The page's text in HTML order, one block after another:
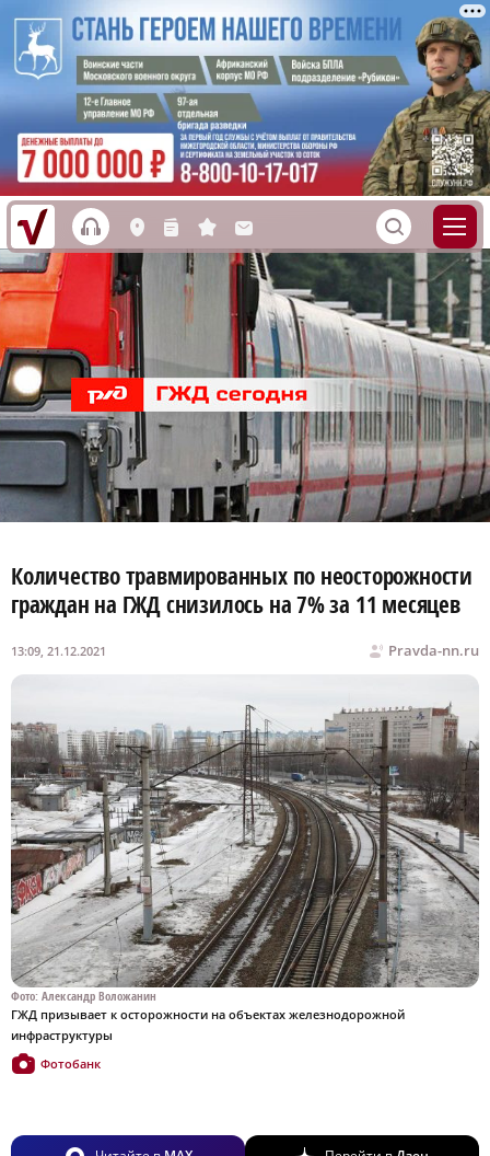
h L n s M S
Количество травмированных по неосторожности
граждан на ГЖД снизилось на 7% за 11 месяцев
Pravda-nn.ru
13:09, 21.12.2021
Фото: Александр Воложанин
ГЖД призывает к осторожности на объектах железнодорожной
инфраструктуры
Фотобанк